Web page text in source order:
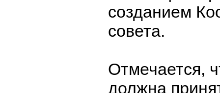
созданием
совета.
Отмечается,
должна